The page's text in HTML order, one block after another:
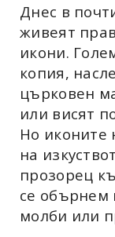
Днес в
живеят
икони.
копия,
църковен
или висят
Но иконите
на
прозорец
се обърнем
молби или